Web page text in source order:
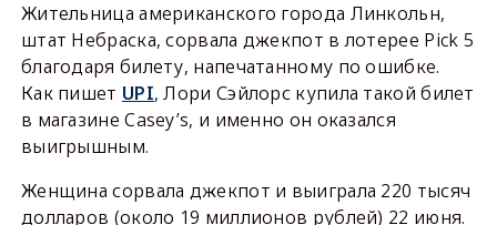
Жительница американского города Линкольн,
штат Небраска, сорвала джекпот в лотерее Pick 5
благодаря билету, напечатанному по ошибке.
Как пишет UPI, Лори Сэйлорс купила такой билет
в магазине Casey’s, и именно он оказался
выигрышным.
Женщина сорвала джекпот и выиграла 220 тысяч
долларов (около 19 миллионов рублей) 22 июня.